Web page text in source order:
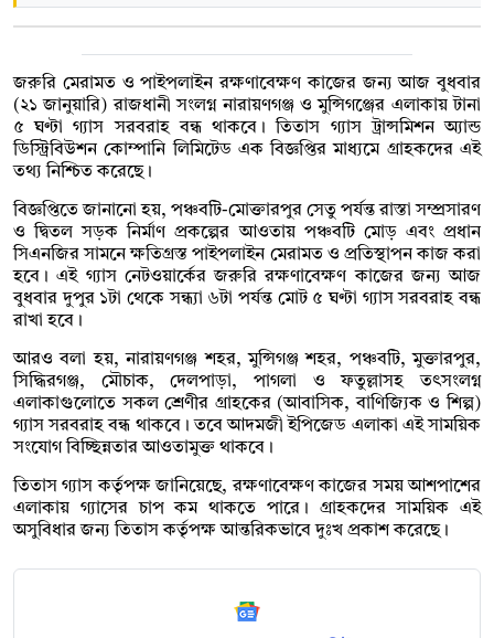
জরুরি মেরামত ও পাইপলাইন রক্ষণাবেক্ষণ কাজের জন্য আজ বুধবার
(২১ জানুয়ারি) রাজধানী সংলগ্ন নারায়ণগঞ্জ ও মুন্সিগঞ্জের এলাকায় টানা
৫ ঘণ্টা গ্যাস সরবরাহ বন্ধ থাকবে। তিতাস গ্যাস ট্রান্সমিশন অ্যান্ড
ডিস্ট্রিবিউশন কোম্পানি লিমিটেড এক বিজ্ঞপ্তির মাধ্যমে গ্রাহকদের এই
তথ্য নিশ্চিত করেছে।
বিজ্ঞপ্তিতে জানানো হয়, পঞ্চবটি-মোক্তারপুর সেতু পর্যন্ত রাস্তা সম্প্রসারণ
ও দ্বিতল সড়ক নির্মাণ প্রকল্পের আওতায় পঞ্চবটি মোড় এবং প্রধান
সিএনজির সামনে ক্ষতিগ্রস্ত পাইপলাইন মেরামত ও প্রতিস্থাপন কাজ করা
হবে। এই গ্যাস নেটওয়ার্কের জরুরি রক্ষণাবেক্ষণ কাজের জন্য আজ
বুধবার দুপুর ১টা থেকে সন্ধ্যা ৬টা পর্যন্ত মোট ৫ ঘণ্টা গ্যাস সরবরাহ বন্ধ
রাখা হবে।
আরও বলা হয়, নারায়ণগঞ্জ শহর, মুন্সিগঞ্জ শহর, পঞ্চবটি, মুক্তারপুর,
সিদ্ধিরগঞ্জ, মৌচাক, দেলপাড়া, পাগলা ও ফতুল্লাসহ তৎসংলগ্ন
এলাকাগুলোতে সকল শ্রেণীর গ্রাহকের (আবাসিক, বাণিজ্যিক ও শিল্প)
গ্যাস সরবরাহ বন্ধ থাকবে। তবে আদমজী ইপিজেড এলাকা এই সাময়িক
সংযোগ বিচ্ছিন্নতার আওতামুক্ত থাকবে।
তিতাস গ্যাস কর্তৃপক্ষ জানিয়েছে, রক্ষণাবেক্ষণ কাজের সময় আশপাশের
এলাকায় গ্যাসের চাপ কম থাকতে পারে। গ্রাহকদের সাময়িক এই
অসুবিধার জন্য তিতাস কর্তৃপক্ষ আন্তরিকভাবে দুঃখ প্রকাশ করেছে।